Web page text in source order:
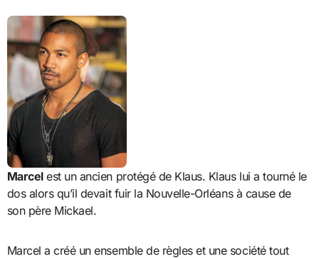
Marcelest un ancien protégé de Klaus. Klaus lui a tourné le
dos alors qu’il devait fuir la Nouvelle-Orléans à cause de
son père Mickael.
Marcel a créé un ensemble de règles et une société tout